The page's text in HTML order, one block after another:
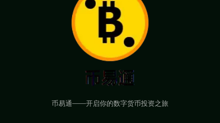
币易通——开启你的数字货币投资之旅